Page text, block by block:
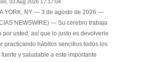
03 Aug 2026 17:17:04
YORK, NY — 3 de agosto de 2026 —
NEWSWIRE) — Su cerebro trabaja
por usted, así que lo justo es devolverle
practicando hábitos sencillos todos los
y saludable a este importante